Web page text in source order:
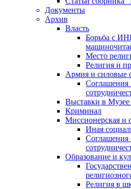
Документы
Архив
Власть
Борьба с
Место
Религия и
Армия и силовые
Соглашения
Выставки в
Криминал
Миссионерская и
Иная
Соглашения
Образование и
Религия в